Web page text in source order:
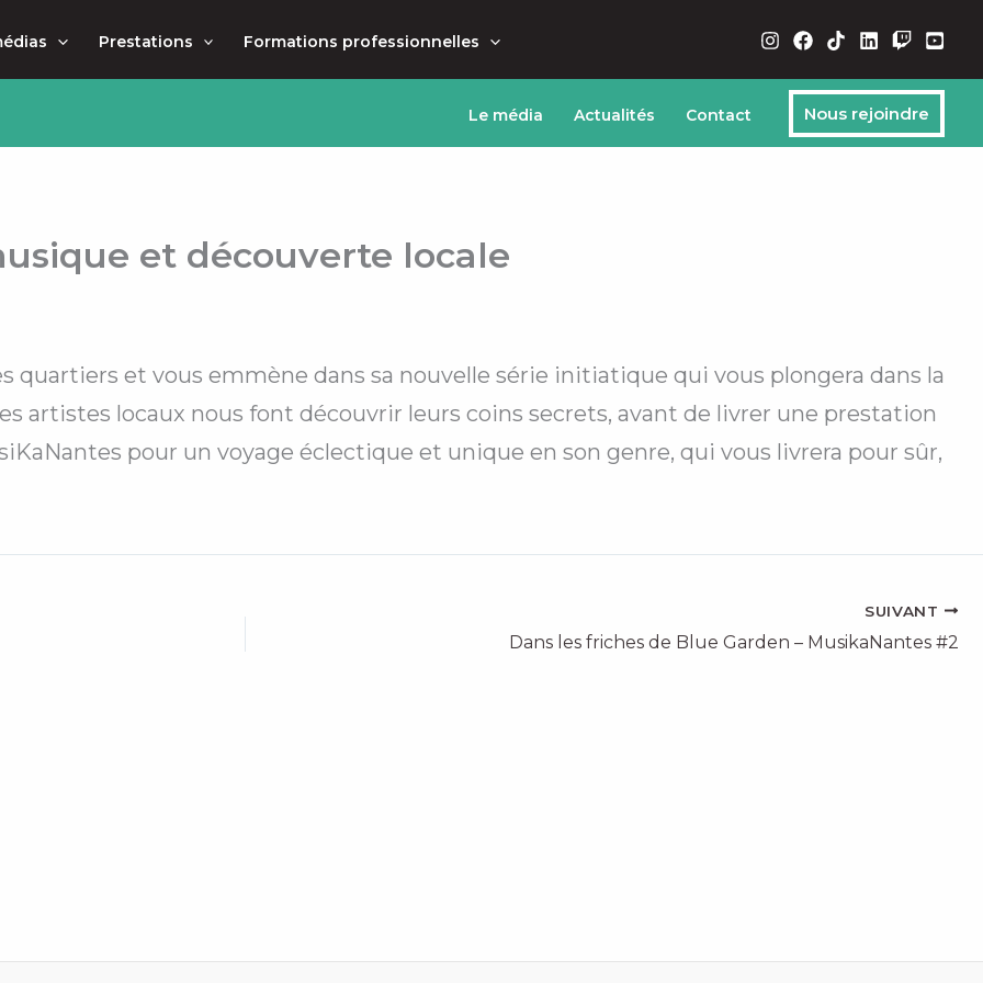
Prestations Formations professionnelles
Le média Actualités Contact Nous rejoindre
et découverte locale
quartiers et vous emmène dans sa nouvelle série initiatique qui vous plongera dans la
artistes locaux nous font découvrir leurs coins secrets, avant de livrer une prestation
pour un voyage éclectique et unique en son genre, qui vous livrera pour sûr,
SUIVANT
Dans les friches de Blue Garden – MusikaNantes #2